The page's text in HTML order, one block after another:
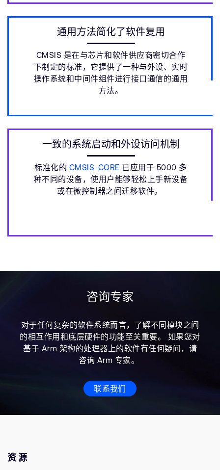
通用方法简化了软件复用
CMSIS 是在与芯片和软件供应商密切合作
下制定的标准，它提供了一种与外设、实时
操作系统和中间件组件进行接口通信的通用
方法。
一致的系统启动和外设访问机制
标准化的 CMSIS-CORE 已应用于 5000 多
种不同的设备，使用户能够轻松上手新设备
或在微控制器之间迁移软件。
咨询专家
对于任何复杂的软件系统而言，了解不同模块之间
的相互作用和底层硬件的功能至关重要。 如果您对
基于 Arm 架构的处理器上的软件有任何疑问，请
咨询 Arm 专家。
联系我们
资源